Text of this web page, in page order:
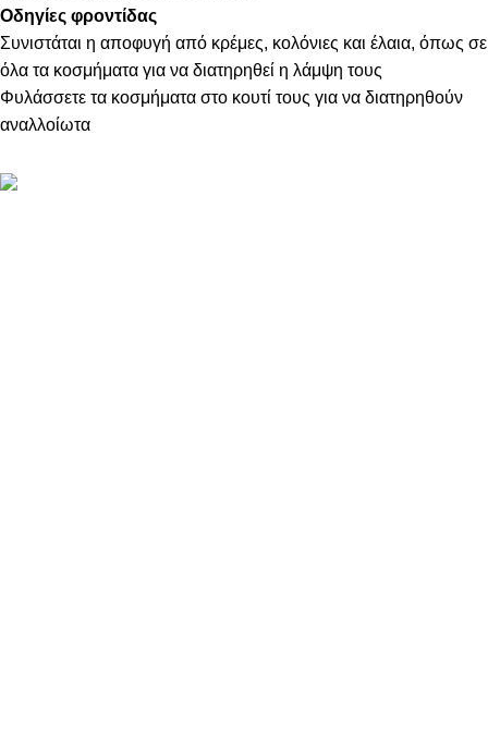
Οδηγίες φροντίδας
Συνιστάται η αποφυγή από κρέμες, κολόνιες και έλαια, όπως σε
όλα τα κοσμήματα για να διατηρηθεί η λάμψη τους
Φυλάσσετε τα κοσμήματα στο κουτί τους για να διατηρηθούν
αναλλοίωτα